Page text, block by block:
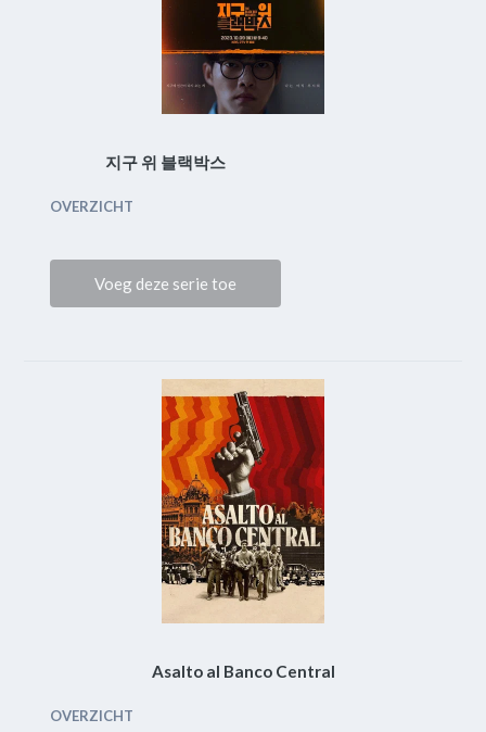
지구 위 블랙박스
OVERZICHT
Voeg deze serie toe
Asalto al Banco Central
OVERZICHT